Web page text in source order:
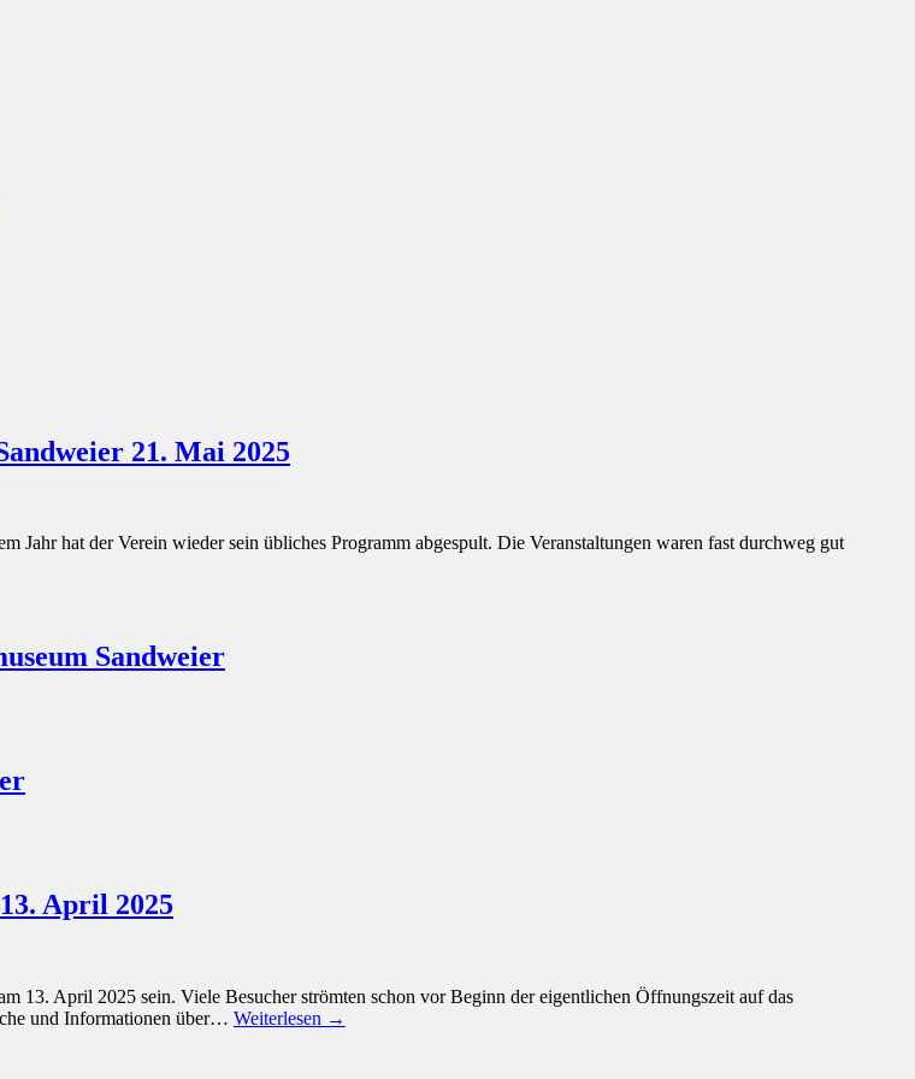
21. Mai 2025
Jahr hat der Verein wieder sein übliches Programm abgespult. Die Veranstaltungen waren fast durchweg gut
Sandweier
April 2025
13. April 2025 sein. Viele Besucher strömten schon vor Beginn der eigentlichen Öffnungszeit auf das
und Informationen über… Weiterlesen →